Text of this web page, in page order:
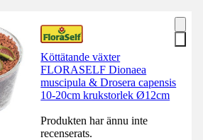
Köttätande växter
FLORASELF Dionaea
muscipula & Drosera capensis
10-20cm krukstorlek Ø12cm
Produkten har ännu inte
recenserats.